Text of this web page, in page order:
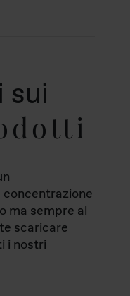
sui
ma sempre al
scaricare
i nostri